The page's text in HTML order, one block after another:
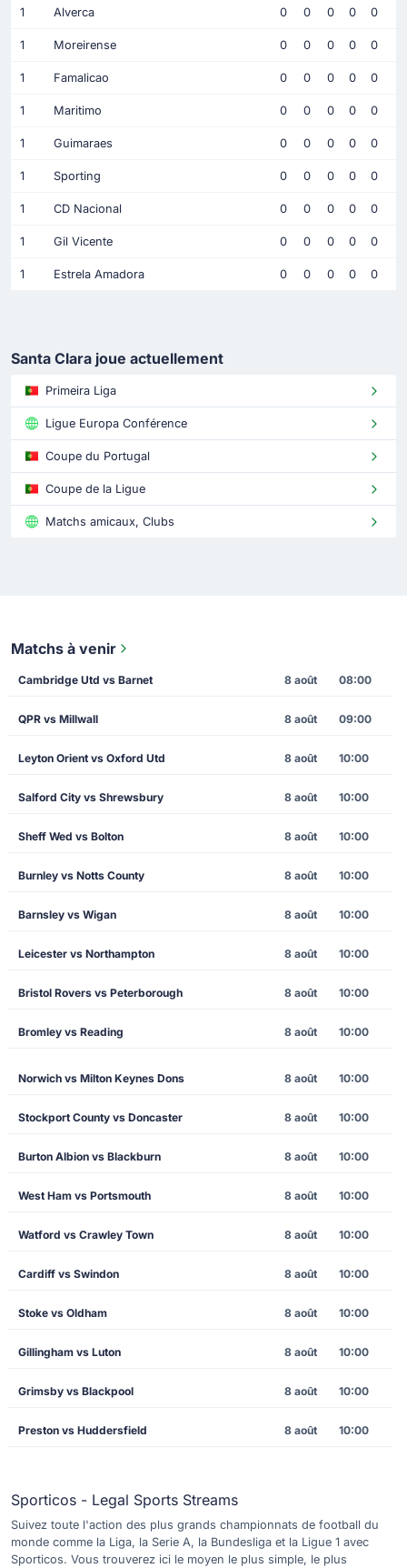
1 Alverca 0 0 0 0 0
1 Moreirense 0 0 0 0 0
1 Famalicao 0 0 0 0 0
1 Maritimo 0 0 0 0 0
1 Guimaraes 0 0 0 0 0
1 Sporting 0 0 0 0 0
1 CD Nacional 0 0 0 0 0
1 Gil Vicente 0 0 0 0 0
1 Estrela Amadora 0 0 0 0 0
Santa Clara joue actuellement
Primeira Liga
Ligue Europa Conférence
Coupe du Portugal
Coupe de la Ligue
Matchs amicaux, Clubs
Matchs à venir
Cambridge Utd vs Barnet 8 août 08:00
QPR vs Millwall 8 août 09:00
Leyton Orient vs Oxford Utd 8 août 10:00
Salford City vs Shrewsbury 8 août 10:00
Sheff Wed vs Bolton 8 août 10:00
Burnley vs Notts County 8 août 10:00
Barnsley vs Wigan 8 août 10:00
Leicester vs Northampton 8 août 10:00
Bristol Rovers vs Peterborough 8 août 10:00
Bromley vs Reading 8 août 10:00
Norwich vs Milton Keynes Dons 8 août 10:00
Stockport County vs Doncaster 8 août 10:00
Burton Albion vs Blackburn 8 août 10:00
West Ham vs Portsmouth 8 août 10:00
Watford vs Crawley Town 8 août 10:00
Cardiff vs Swindon 8 août 10:00
Stoke vs Oldham 8 août 10:00
Gillingham vs Luton 8 août 10:00
Grimsby vs Blackpool 8 août 10:00
Preston vs Huddersfield 8 août 10:00
Sporticos - Legal Sports Streams
Suivez toute l'action des plus grands championnats de football du
monde comme la Liga, la Serie A, la Bundesliga et la Ligue 1 avec
Sporticos. Vous trouverez ici le moyen le plus simple, le plus